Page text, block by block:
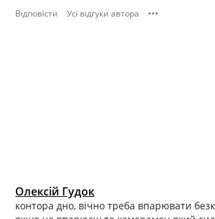
Відповісти Усі відгуки автора •••
Олексій Гудок
контора дно, вічно треба впарювати